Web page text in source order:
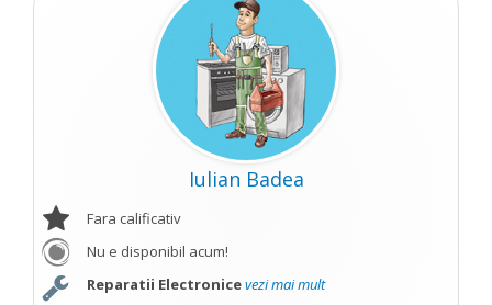
Iulian Badea
Fara calificativ
Nu e disponibil acum!
Reparatii Electronicevezi mai mult